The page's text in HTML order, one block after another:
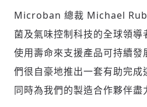
驗證
Microban 總裁 Michael
菌及氣味控制科技的全球領導
使用壽命來支援產品可持續
們很自豪地推出一套有助完成
同時為我們的製造合作夥伴盡